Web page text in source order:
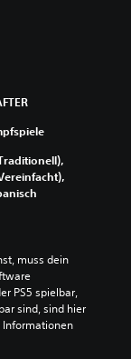
muss dein
PS5 spielbar,
sind, sind hier
Informationen